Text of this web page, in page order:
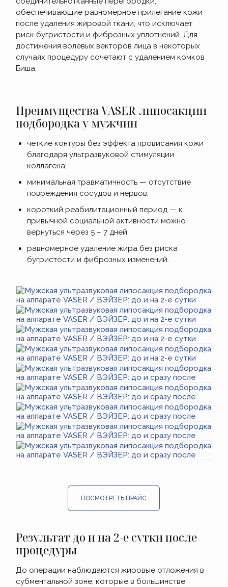
обеспечивающие равномерное прилегание кожи
после удаления жировой ткани, что исключает
риск бугристости и фиброзных уплотнений. Для
достижения волевых векторов лица в некоторых
случаях процедуру сочетают с удалением комков
Биша.
Преимущества VASER-липосакции
подбородка у мужчин
четкие контуры без эффекта провисания кожи
благодаря ультразвуковой стимуляции
коллагена;
минимальная травматичность — отсутствие
повреждения сосудов и нервов;
короткий реабилитационный период — к
привычной социальной активности можно
вернуться через 5 – 7 дней;
равномерное удаление жира без риска
бугристости и фиброзных изменений.
ПОСМОТРЕТЬ ПРАЙС
Результат до и на 2-е сутки после
процедуры
До операции наблюдаются жировые отложения в
субментальной зоне, которые в большинстве